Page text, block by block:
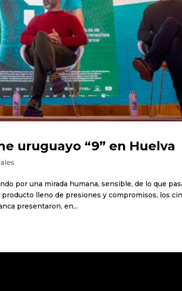
uruguayo “9” en Huelva
por una mirada humana, sensible, de lo que
lleno de presiones y compromisos, los
presentaron, en...